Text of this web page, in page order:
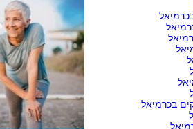
בכרמיאל